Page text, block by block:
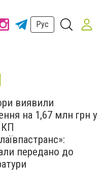
Рус
виявили
на 1,67 млн грн у
КП
передано до